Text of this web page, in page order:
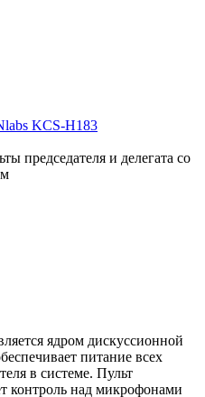
KCS-H183
председателя и делегата со
ядром дискуссионной
питание всех
в системе. Пульт
контроль над микрофонами